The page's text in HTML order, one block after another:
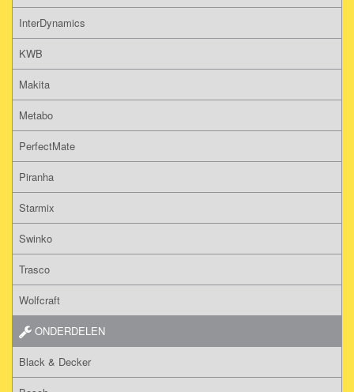
InterDynamics
KWB
Makita
Metabo
PerfectMate
Piranha
Starmix
Swinko
Trasco
Wolfcraft
ONDERDELEN
Black & Decker